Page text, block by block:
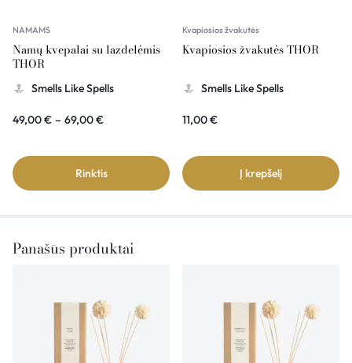
NAMAMS
Namų kvepalai su lazdelėmis
THOR
Smells Like Spells
49,00€ – 69,00€
Rinktis
Kvapiosios žvakutės
Kvapiosios žvakutės THOR
Smells Like Spells
11,00€
Į krepšelį
Panašūs produktai